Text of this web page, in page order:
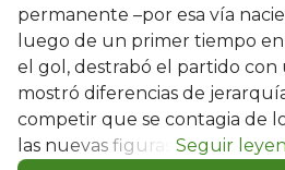
permanente –por esa vía
luego de un primer tiempo
el gol, destrabó el partido
mostró diferencias de
competir que se contagia de
las nuevas figuras.